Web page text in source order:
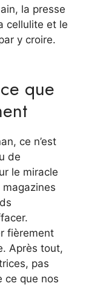
la presse
cellulite et le
y croire.
que
ce n’est
de
le miracle
fièrement
Après tout,
pas
ce que nos